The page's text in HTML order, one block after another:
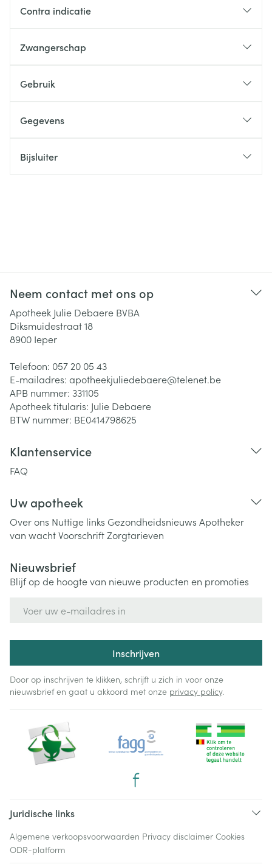
Contra indicatie
Zwangerschap
Gebruik
Gegevens
Bijsluiter
Neem contact met ons op
Apotheek Julie Debaere BVBA
Diksmuidestraat 18
8900 Ieper
Telefoon: 057 20 05 43
E-mailadres: apotheekjuliedebaere@telenet.be
APB nummer: 331105
Apotheek titularis: Julie Debaere
BTW nummer: BE0414798625
Klantenservice
FAQ
Uw apotheek
Over ons Nuttige links Gezondheidsnieuws Apotheker
van wachtVoorschriftZorgtarieven
Nieuwsbrief
Blijf op de hoogte van nieuwe producten en promoties
Inschrijven
Door op inschrijven te klikken, schrijft u zich in voor onze
nieuwsbrief en gaat u akkoord met onze privacy policy.
Juridische links
Algemene verkoopsvoorwaarden Privacy disclaimer Cookies
ODR-platform